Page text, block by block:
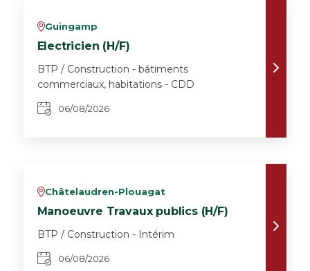
vGuingamp
Electricien (H/F)
BTP / Construction - bâtiments
commerciaux, habitations - CDD
06/08/2026
vChâtelaudren-Plouagat
Manoeuvre Travaux publics (H/F)
BTP / Construction - Intérim
06/08/2026